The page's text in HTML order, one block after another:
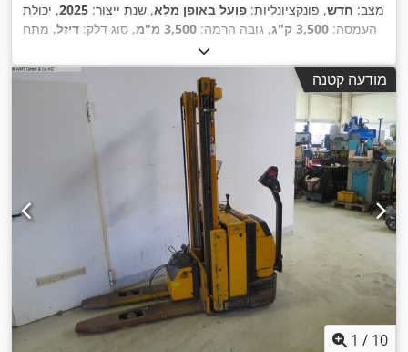
מצב: חדש, פונקציונליות: פועל באופן מלא, שנת ייצור: 2025, יכולת
העמסה: 3,500 ק"ג , גובה הרמה: 3,500 מ"מ , סוג דלק: דיזל, מתח
, גובה כולל:
כולל:4,320 מ"מ , רוחב כולל:1,600 מ"מ , ציוד:שלדה ,
מודעה קטנה
1 / 10